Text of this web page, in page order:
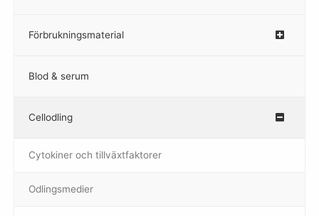
Förbrukningsmaterial
Blod & serum
Cellodling
–
Cytokiner och tillväxtfaktorer
Odlingsmedier